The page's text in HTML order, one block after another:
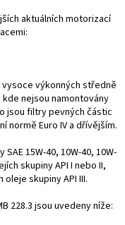
aktuálních motorizací
výkonných středně
nejsou namontovány
jsou filtry pevných částic
normě Euro IV a dřívějším.
15W-40, 10W-40, 10W-
skupiny API I nebo II,
skupiny API III.
228.3 jsou uvedeny níže: